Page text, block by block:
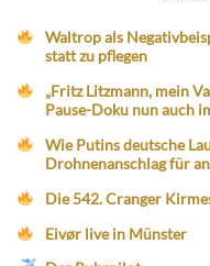
Waltrop als
statt zu pflegen
„Fritz Litzmann, mein
Pause-Doku nun auch
Wie Putins deutsche
Drohnenanschlag für
Die 542. Cranger
Eivør live in Münster